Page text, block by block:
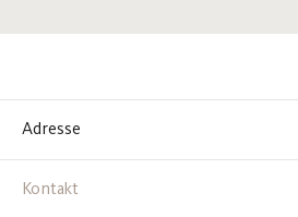
Adresse
Kontakt